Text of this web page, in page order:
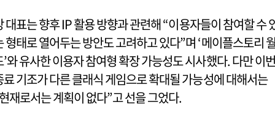
대표는 향후 IP 활용 방향과 관련해 “이용자들이 참여할 수
형태로 열어두는 방안도 고려하고 있다”며 ‘메이플스토리
’와 유사한 이용자 참여형 확장 가능성도 시사했다. 다만 이번
료 기조가 다른 클래식 게임으로 확대될 가능성에 대해서는
재로서는 계획이 없다”고 선을 그었다.